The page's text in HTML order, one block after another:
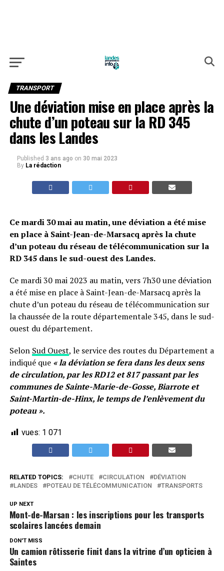
TRANSPORT
Une déviation mise en place après la
chute d’un poteau sur la RD 345
dans les Landes
Published 3 ans ago on 30 mai 2023
By La rédaction
Ce mardi 30 mai au matin, une déviation a été mise
en place à Saint-Jean-de-Marsacq après la chute
d’un poteau du réseau de télécommunication sur la
RD 345 dans le sud-ouest des Landes.
Ce mardi 30 mai 2023 au matin, vers 7h30 une déviation
a été mise en place à Saint-Jean-de-Marsacq après la
chute d’un poteau du réseau de télécommunication sur
la chaussée de la route départementale 345, dans le sud-
ouest du département.
Selon Sud Ouest, le service des routes du Département a
indiqué que « la déviation se fera dans les deux sens
de circulation, par les RD12 et 817 passant par les
communes de Sainte-Marie-de-Gosse, Biarrote et
Saint-Martin-de-Hinx, le temps de l’enlèvement du
poteau ».
vues: 1 071
RELATED TOPICS: CHUTE CIRCULATION
DÉVIATION
LANDES
POTEAU DE TÉLÉCOMMUNICATION TRANSPORTS
UP NEXT
Mont-de-Marsan : les inscriptions pour les transports
scolaires lancées demain
DON'T MISS
Un camion rôtisserie finit dans la vitrine d’un opticien à
Saintes